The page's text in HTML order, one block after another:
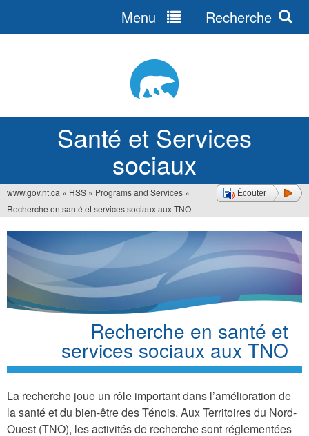
Santé et Services
sociaux
Menu Recherche
Écouter
Vous
êtes
ici
www.gov.nt.ca » HSS » Programs and Services »
Recherche en santé et services sociaux aux TNO
Recherche en santé et
services sociaux aux TNO
La recherche joue un rôle important dans l’amélioration de
la santé et du bien-être des Ténois. Aux Territoires du Nord-
Ouest (TNO), les activités de recherche sont réglementées